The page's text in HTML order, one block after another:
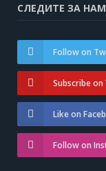
СЛЕДИТЕ ЗА
Follow on
Subscribe on
Like on
Follow on